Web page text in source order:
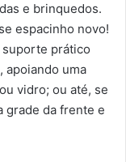
e brinquedos.
espacinho novo!
suporte prático
apoiando uma
vidro; ou até, se
grade da frente e